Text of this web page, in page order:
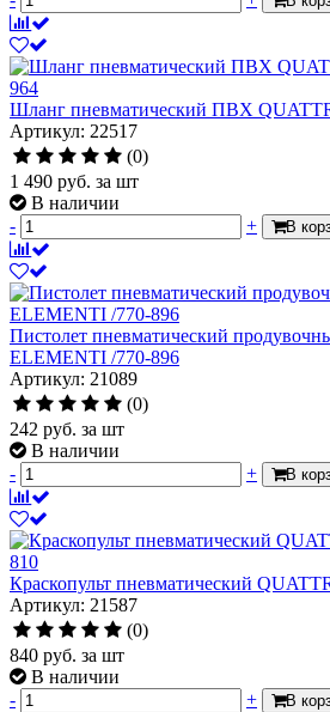
Шланг пневматический ПВХ
Артикул: 22517
(0)
1 490 руб. за шт
В наличии
-
+ В
Пистолет пневматический
ELEMENTI /770-896
Артикул: 21089
(0)
242 руб. за шт
В наличии
-
+ В
Краскопульт пневматический
Артикул: 21587
(0)
840 руб. за шт
В наличии
-
+ В